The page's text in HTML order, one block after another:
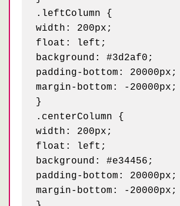
.leftColumn {
width: 200px;
float: left;
background: #3d2af0;
padding-bottom: 20000px;
margin-bottom: -20000px;
}
.centerColumn {
width: 200px;
float: left;
background: #e34456;
padding-bottom: 20000px;
margin-bottom: -20000px;